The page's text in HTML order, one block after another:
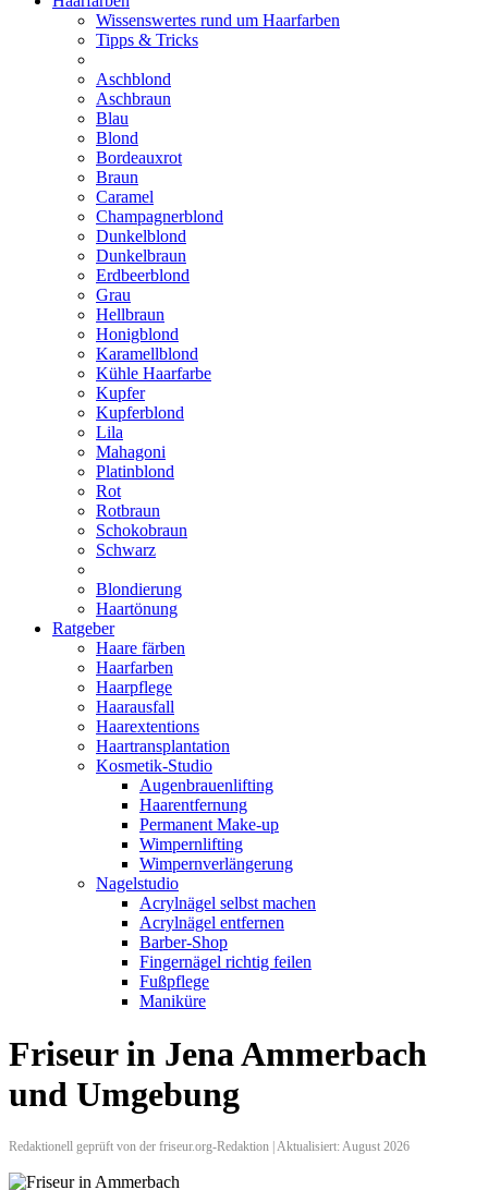
Wissenswertes rund um Haarfarben
Tipps & Tricks
Aschblond
Aschbraun
Blau
Blond
Bordeauxrot
Braun
Caramel
Champagnerblond
Dunkelblond
Dunkelbraun
Erdbeerblond
Grau
Hellbraun
Honigblond
Karamellblond
Kühle Haarfarbe
Kupfer
Kupferblond
Lila
Mahagoni
Platinblond
Rot
Rotbraun
Schokobraun
Schwarz
Blondierung
Haartönung
Ratgeber
Haare färben
Haarfarben
Haarpflege
Haarausfall
Haarextentions
Haartransplantation
Kosmetik-Studio
Augenbrauenlifting
Haarentfernung
Permanent Make-up
Wimpernlifting
Wimpernverlängerung
Nagelstudio
Acrylnägel selbst machen
Acrylnägel entfernen
Barber-Shop
Fingernägel richtig feilen
Fußpflege
Maniküre
Friseur in Jena Ammerbach
und Umgebung
Redaktionell geprüft von der friseur.org-Redaktion | Aktualisiert: August 2026